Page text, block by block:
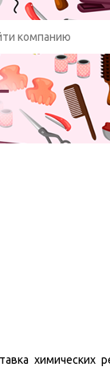
химических